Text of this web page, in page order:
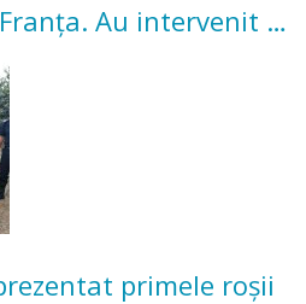
Au intervenit la
și pădure
primele roșii